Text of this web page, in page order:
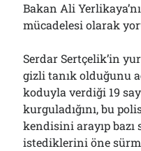
Bakan Ali
mücadelesi olarak
Serdar Sertçelik’in
gizli tanık olduğunu
koduyla verdiği 19
kurguladığını, bu
kendisini arayıp
istediklerini öne